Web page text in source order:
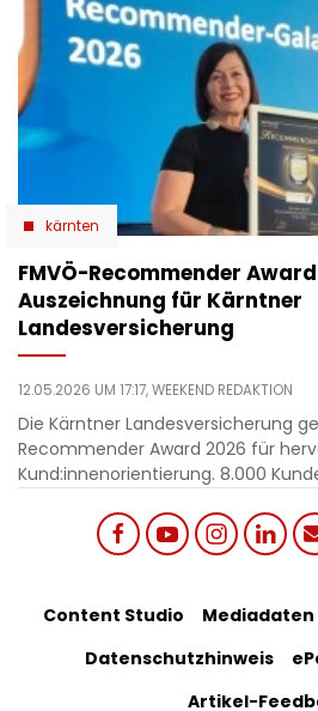
kärnten
​FMVÖ-Recommender
Auszeichnung für Kärntner
Landesversicherung
12.05.2026 UM 17:17,WEEKEND REDAKTION
Die Kärntner Landesversicherung
Recommender Award 2026 für
Kund:innenorientierung. 8.000
links
menu
Footer
Bottom
Content Studio Mediadaten
Datenschutzhinweis
Artikel-